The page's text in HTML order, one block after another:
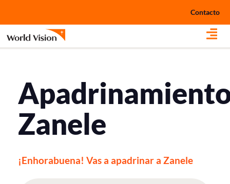
Contacto
Zanele
¡Enhorabuena! Vas a apadrinar a Zanele